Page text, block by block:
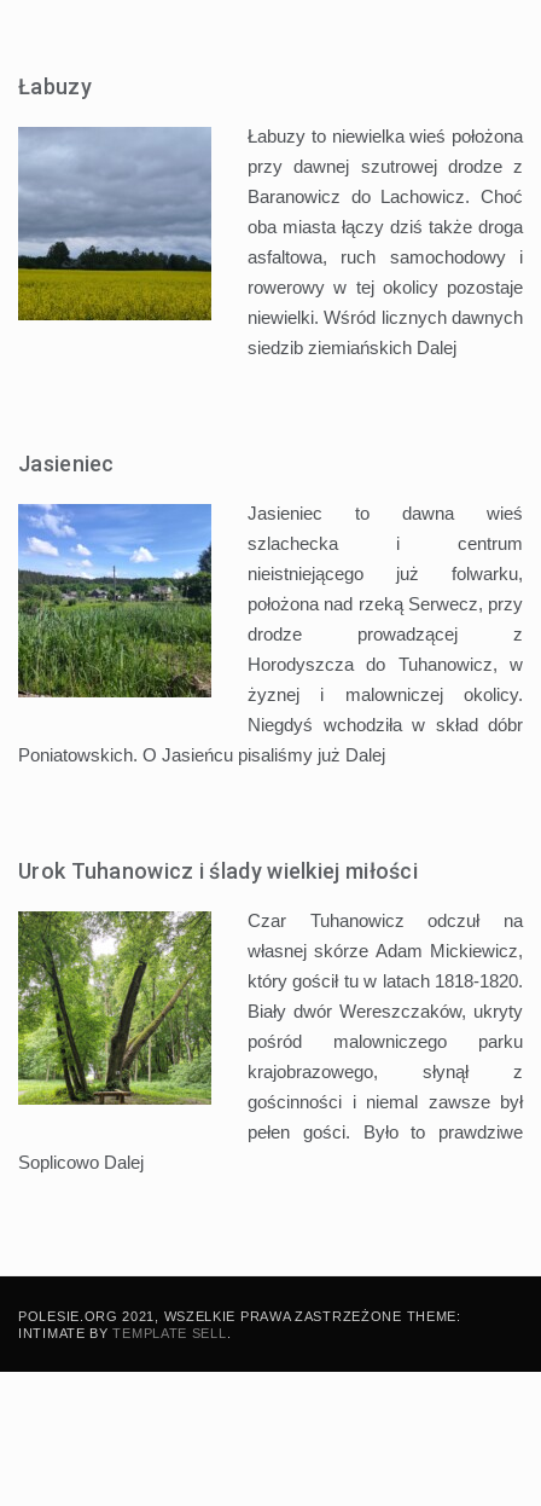
Łabuzy
Łabuzy to niewielka wieś położona
przy dawnej szutrowej drodze z
Baranowicz do Lachowicz. Choć
oba miasta łączy dziś także droga
asfaltowa, ruch samochodowy i
rowerowy w tej okolicy pozostaje
niewielki. Wśród licznych dawnych
siedzib ziemiańskich Dalej
Jasieniec
Jasieniec to dawna wieś
szlachecka i centrum
nieistniejącego już folwarku,
położona nad rzeką Serwecz, przy
drodze prowadzącej z
Horodyszcza do Tuhanowicz, w
żyznej i malowniczej okolicy.
Niegdyś wchodziła w skład dóbr
Poniatowskich. O Jasieńcu pisaliśmy już Dalej
Urok Tuhanowicz i ślady wielkiej miłości
Czar Tuhanowicz odczuł na
własnej skórze Adam Mickiewicz,
który gościł tu w latach 1818-1820.
Biały dwór Wereszczaków, ukryty
pośród malowniczego parku
krajobrazowego, słynął z
gościnności i niemal zawsze był
pełen gości. Było to prawdziwe
Soplicowo Dalej
POLESIE.ORG 2021, WSZELKIE PRAWA ZASTRZEŻONE THEME:
INTIMATE BYTEMPLATE SELL.